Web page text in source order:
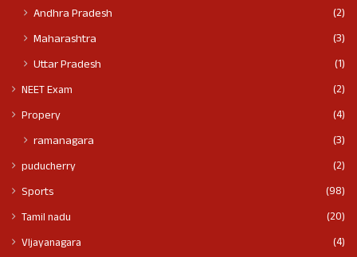
Andhra Pradesh
(2)
Maharashtra
(3)
Uttar Pradesh
(1)
NEET Exam
(2)
Propery
(4)
ramanagara (3)
puducherry
(2)
Sports
(98)
Tamil nadu
(20)
VIjayanagara
(4)